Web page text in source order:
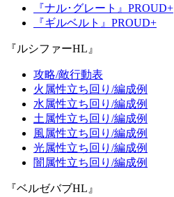
『ナル･グレート』PROUD+
『ギルベルト』PROUD+
『ルシファーHL』
攻略/敵行動表
火属性立ち回り/編成例
水属性立ち回り/編成例
土属性立ち回り/編成例
風属性立ち回り/編成例
光属性立ち回り/編成例
闇属性立ち回り/編成例
『ベルゼバブHL』